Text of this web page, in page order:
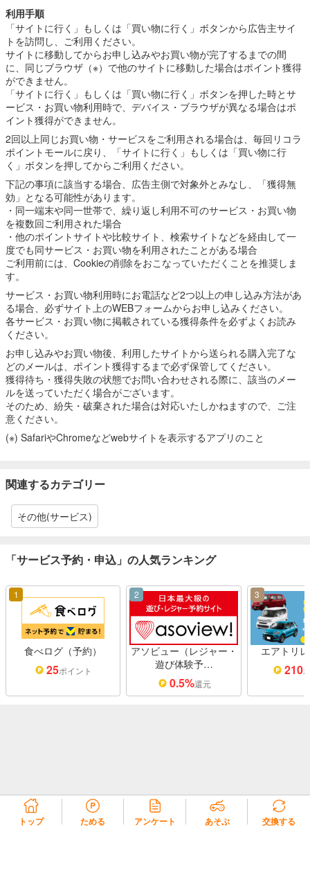
利用手順
「サイトに行く」もしくは「買い物に行く」ボタンから広告主サイ
トを訪問し、ご利用ください。
サイトに移動してからお申し込みやお買い物が完了するまでの間
に、同じブラウザ（※）で他のサイトに移動した場合はポイント獲得
ができません。
「サイトに行く」もしくは「買い物に行く」ボタンを押した時とサ
ービス・お買い物利用時で、デバイス・ブラウザが異なる場合はポ
イント獲得ができません。
2回以上同じお買い物・サービスをご利用される場合は、毎回リコラ
ポイントモールに戻り、「サイトに行く」もしくは「買い物に行
く」ボタンを押してからご利用ください。
下記の事項に該当する場合、広告主側で対象外とみなし、「獲得無
効」となる可能性があります。
・同一端末や同一世帯で、繰り返し利用不可のサービス・お買い物
を複数回ご利用された場合
・他のポイントサイトや比較サイト、検索サイトなどを経由して一
度でも同サービス・お買い物を利用されたことがある場合
ご利用前には、Cookieの削除をおこなっていただくことを推奨しま
す。
サービス・お買い物利用時にお電話など2つ以上の申し込み方法があ
る場合、必ずサイト上のWEBフォームからお申し込みください。
各サービス・お買い物に掲載されている獲得条件を必ずよくお読み
ください。
お申し込みやお買い物後、利用したサイトから送られる購入完了な
どのメールは、ポイント獲得するまで必ず保管してください。
獲得待ち・獲得失敗の状態でお問い合わせされる際に、該当のメー
ルを送っていただく場合がございます。
そのため、紛失・破棄された場合は対応いたしかねますので、ご注
意ください。
(※) SafariやChromeなどwebサイトを表示するアプリのこと
関連するカテゴリー
その他(サービス)
「サービス予約・申込」の人気ランキング
1
食べログ（予約）
25ポイント
2
アソビュー（レジャー・
遊び体験予…
0.5%還元
3
エアトリ
210
トップ ためる アンケート あそぶ 交換する